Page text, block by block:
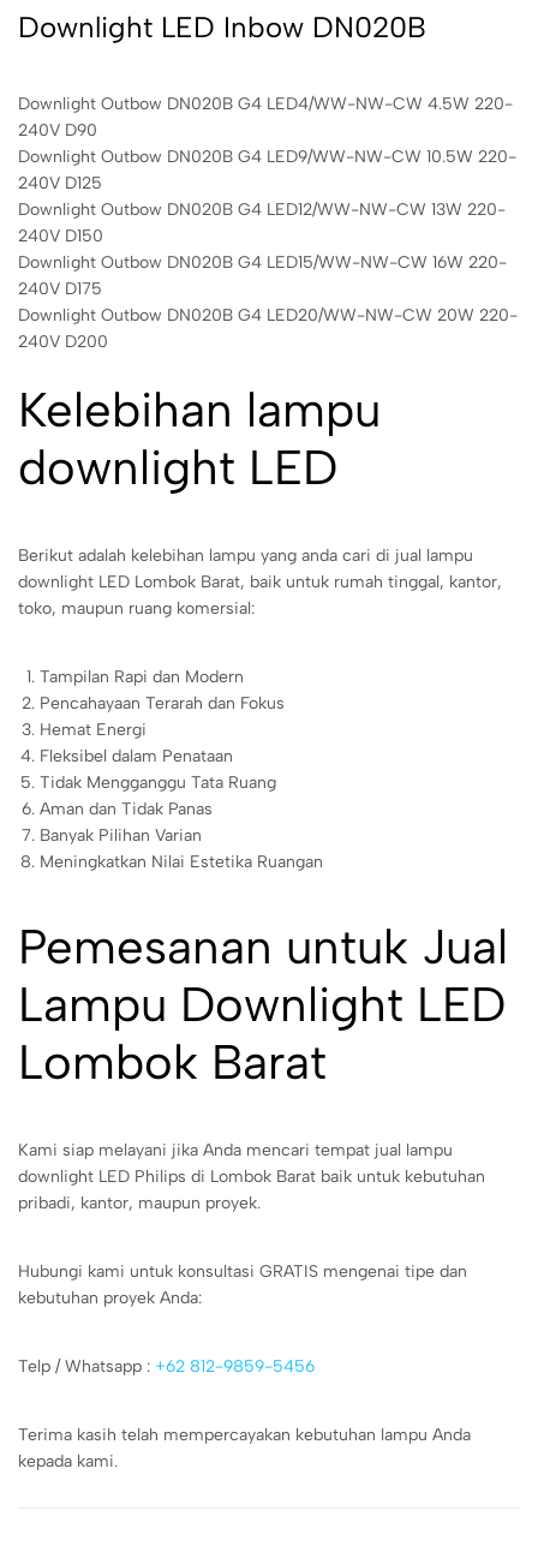
Downlight LED Inbow DN020B
Downlight Outbow DN020B G4 LED4/WW-NW-CW 4.5W 220-
240V D90
Downlight Outbow DN020B G4 LED9/WW-NW-CW 10.5W 220-
240V D125
Downlight Outbow DN020B G4 LED12/WW-NW-CW 13W 220-
240V D150
Downlight Outbow DN020B G4 LED15/WW-NW-CW 16W 220-
240V D175
Downlight Outbow DN020B G4 LED20/WW-NW-CW 20W 220-
240V D200
Kelebihan lampu
downlight LED
Berikut adalah kelebihan lampu yang anda cari di jual lampu
downlight LED Lombok Barat, baik untuk rumah tinggal, kantor,
toko, maupun ruang komersial:
Tampilan Rapi dan Modern
Pencahayaan Terarah dan Fokus
Hemat Energi
Fleksibel dalam Penataan
Tidak Mengganggu Tata Ruang
Aman dan Tidak Panas
Banyak Pilihan Varian
Meningkatkan Nilai Estetika Ruangan
Pemesanan untuk Jual
Lampu Downlight LED
Lombok Barat
Kami siap melayani jika Anda mencari tempat jual lampu
downlight LED Philips di Lombok Barat baik untuk kebutuhan
pribadi, kantor, maupun proyek.
Hubungi kami untuk konsultasi GRATIS mengenai tipe dan
kebutuhan proyek Anda:
Telp / Whatsapp : +62 812-9859-5456
Terima kasih telah mempercayakan kebutuhan lampu Anda
kepada kami.